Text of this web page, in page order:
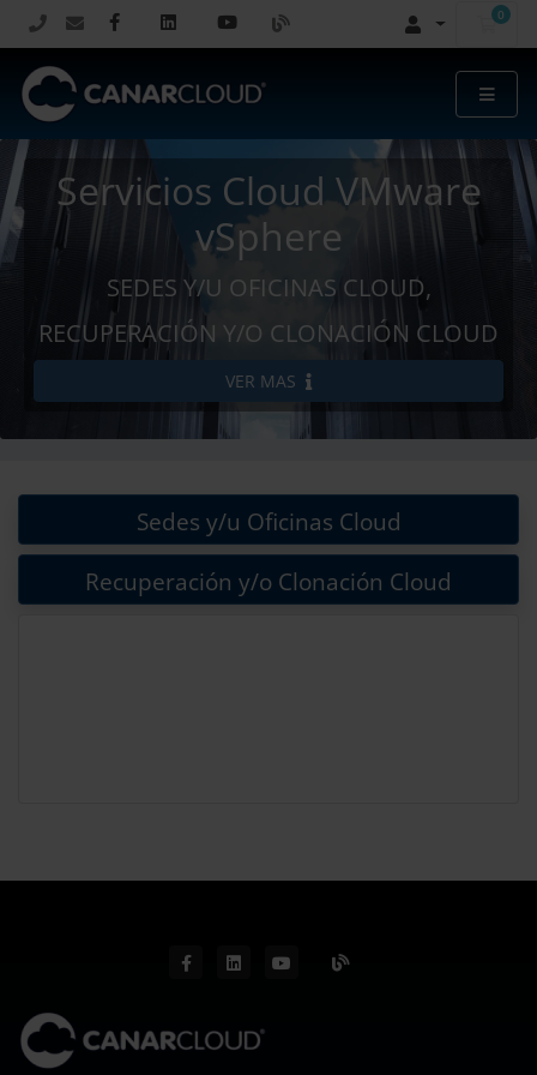
0
Servicios Cloud VMware
vSphere
SEDES Y/U OFICINAS CLOUD,
RECUPERACIÓN Y/O CLONACIÓN CLOUD
VER MAS
Sedes y/u Oficinas Cloud
Recuperación y/o Clonación Cloud